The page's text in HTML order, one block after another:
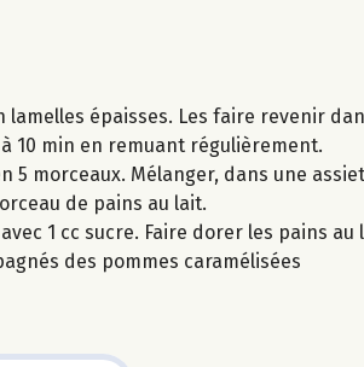
épaisses. Les faire revenir
10 min en remuant régulièrement.
5 morceaux. Mélanger, dans une
de pains au lait.
1 cc sucre. Faire dorer les pains
des pommes caramélisées